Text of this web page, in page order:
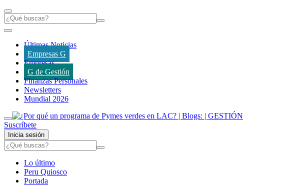
Últimas Noticias
Empresas G
Empresas
G de Gestión
Finanzas Personales
Newsletters
Mundial 2026
Suscríbete
Inicia sesión
Lo último
Peru Quiosco
Portada